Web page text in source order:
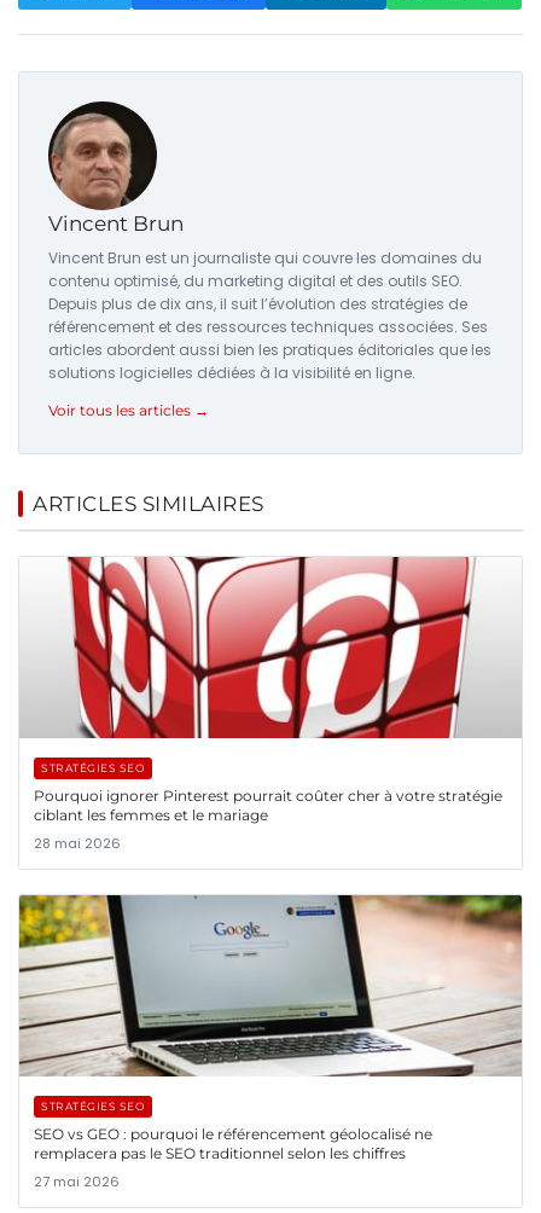
Vincent Brun
Vincent Brun est un journaliste qui couvre les domaines du
contenu optimisé, du marketing digital et des outils SEO.
Depuis plus de dix ans, il suit l’évolution des stratégies de
référencement et des ressources techniques associées. Ses
articles abordent aussi bien les pratiques éditoriales que les
solutions logicielles dédiées à la visibilité en ligne.
Voir tous les articles →
ARTICLES SIMILAIRES
STRATÉGIES SEO
Pourquoi ignorer Pinterest pourrait coûter cher à votre stratégie
ciblant les femmes et le mariage
28 mai 2026
STRATÉGIES SEO
SEO vs GEO : pourquoi le référencement géolocalisé ne
remplacera pas le SEO traditionnel selon les chiffres
27 mai 2026